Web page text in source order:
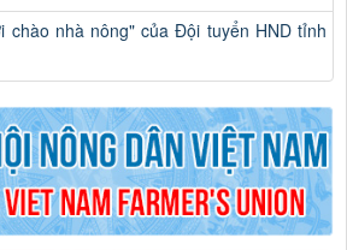
chào nhà nông" của Đội tuyển HND tỉnh